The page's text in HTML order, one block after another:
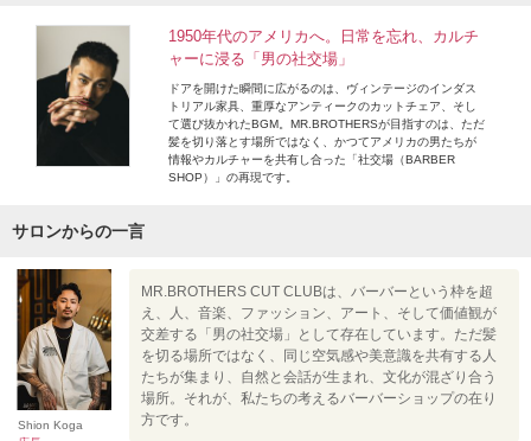
1950年代のアメリカへ。日常を忘れ、カルチ
ャーに浸る「男の社交場」
ドアを開けた瞬間に広がるのは、ヴィンテージのインダス
トリアル家具、重厚なアンティークのカットチェア、そし
て選び抜かれたBGM。MR.BROTHERSが目指すのは、ただ
髪を切り落とす場所ではなく、かつてアメリカの男たちが
情報やカルチャーを共有し合った「社交場（BARBER
SHOP）」の再現です。
サロンからの一言
Shion Koga
MR.BROTHERS CUT CLUBは、バーバーという枠を超
え、人、音楽、ファッション、アート、そして価値観が
交差する「男の社交場」として存在しています。ただ髪
を切る場所ではなく、同じ空気感や美意識を共有する人
たちが集まり、自然と会話が生まれ、文化が混ざり合う
場所。それが、私たちの考えるバーバーショップの在り
方です。